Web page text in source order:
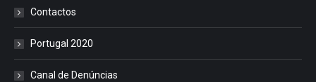
Contactos
Portugal 2020
Canal de Denúncias